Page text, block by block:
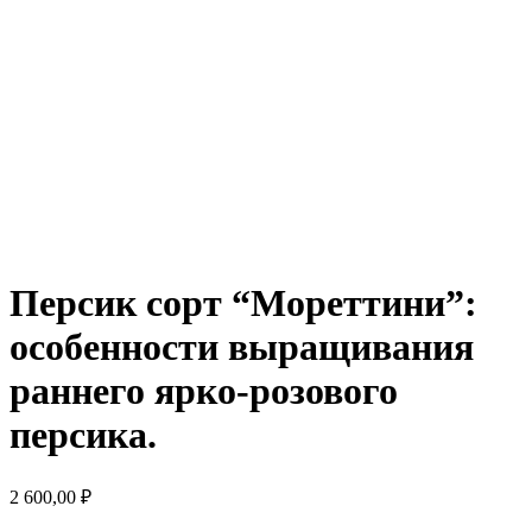
Персик сорт “Мореттини”:
особенности выращивания
раннего ярко-розового
персика.
2 600,00 ₽